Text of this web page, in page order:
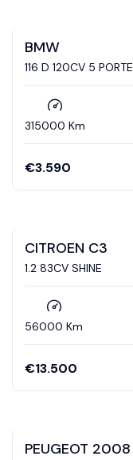
BMW
116 D 120CV 5 PORTE
315000 Km
€3.590
CITROEN C3
1.2 83CV SHINE
56000 Km
€13.500
PEUGEOT 2008